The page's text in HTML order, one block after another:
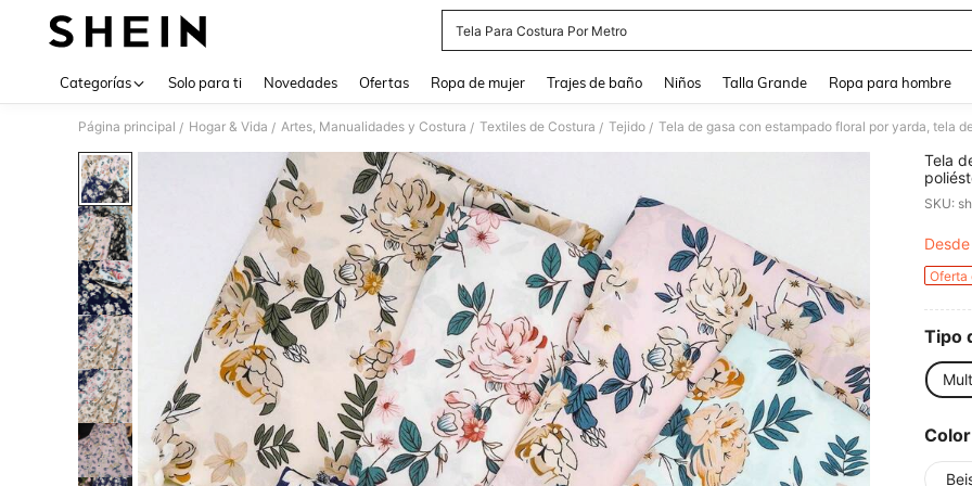
Tela Para Costura Por Metro
Categorías Solo para ti Novedades Ofertas Ropa de mujer Trajes de baño Niños Talla Grande Ropa para hombre
Página principal / Hogar & Vida / Artes, Manualidades y Costura / Textiles de Costura / Tejido /
Tela
SKU:
Desde
Oferta
Tipo
Color